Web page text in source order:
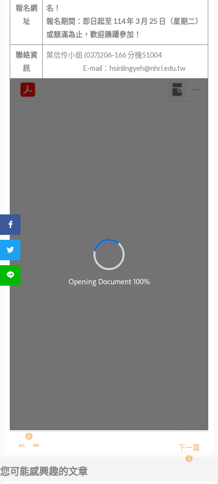
報名網
址
名！
報名期間：即日起至 114 年 3 月 25 日（星期二）
或額滿為止，歡迎踴躍參加！
聯絡資
訊
葉信伶小姐 (037)206-166 分機51004
E-mail：hsinlingyeh@nhri.edu.tw
前一篇 下一篇
您可能感興趣的文章